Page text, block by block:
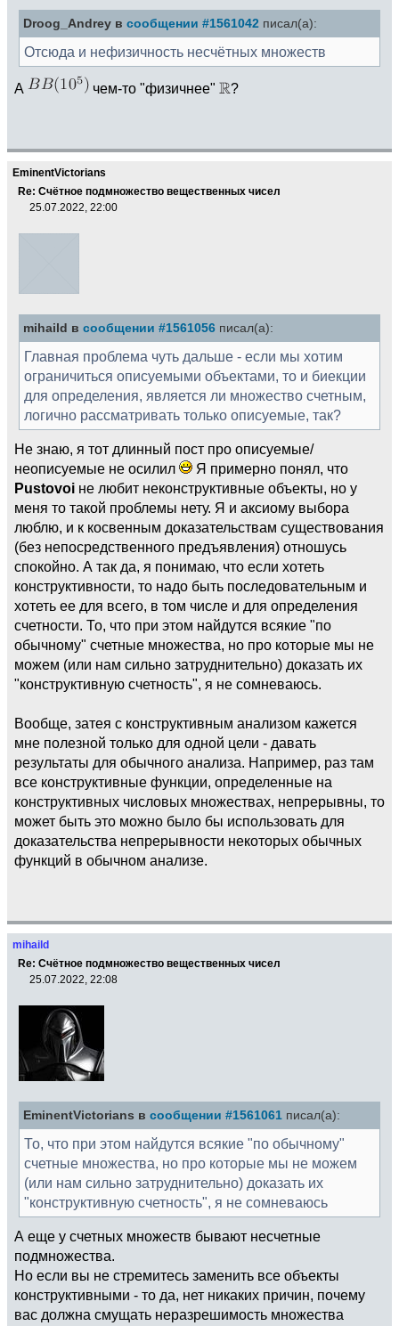
Droog_Andrey в сообщении #1561042 писал(а):
Отсюда и нефизичность несчётных множеств
А чем-то "физичнее" ?
EminentVictorians
Re: Счётное подмножество вещественных чисел
25.07.2022, 22:00
mihaild в сообщении #1561056 писал(а):
Главная проблема чуть дальше - если мы хотим
ограничиться описуемыми объектами, то и биекции
для определения, является ли множество счетным,
логично рассматривать только описуемые, так?
Не знаю, я тот длинный пост про описуемые/
неописуемые не осилил
Я примерно понял, что
Pustovoi не любит неконструктивные объекты, но у
меня то такой проблемы нету. Я и аксиому выбора
люблю, и к косвенным доказательствам существования
(без непосредственного предъявления) отношусь
спокойно. А так да, я понимаю, что если хотеть
конструктивности, то надо быть последовательным и
хотеть ее для всего, в том числе и для определения
счетности. То, что при этом найдутся всякие "по
обычному" счетные множества, но про которые мы не
можем (или нам сильно затруднительно) доказать их
"конструктивную счетность", я не сомневаюсь.
Вообще, затея с конструктивным анализом кажется
мне полезной только для одной цели - давать
результаты для обычного анализа. Например, раз там
все конструктивные функции, определенные на
конструктивных числовых множествах, непрерывны, то
может быть это можно было бы использовать для
доказательства непрерывности некоторых обычных
функций в обычном анализе.
mihaild
Re: Счётное подмножество вещественных чисел
25.07.2022, 22:08
EminentVictorians в сообщении #1561061 писал(а):
То, что при этом найдутся всякие "по обычному"
счетные множества, но про которые мы не можем
(или нам сильно затруднительно) доказать их
"конструктивную счетность", я не сомневаюсь
А еще у счетных множеств бывают несчетные
подмножества.
Но если вы не стремитесь заменить все объекты
конструктивными - то да, нет никаких причин, почему
вас должна смущать неразрешимость множества